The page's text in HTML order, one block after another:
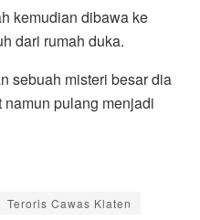
kemudian dibawa ke
dari rumah duka.
sebuah misteri besar dia
pulang menjadi
Teroris Cawas Klaten